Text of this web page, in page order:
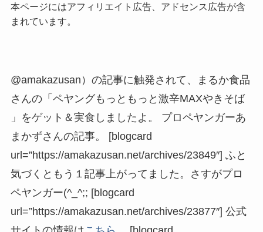
本ページにはアフィリエイト広告、アドセンス広告が含
まれています。
@amakazusan）の記事に触発されて、まるか食品
さんの「ペヤングもっともっと激辛MAXやきそば
」をゲット＆実食しましたよ。 プロペヤンガーあ
まかずさんの記事。 [blogcard
url=”https://amakazusan.net/archives/23849″] ふと
気づくともう１記事上がってました。さすがプロ
ペヤンガー(^_^;; [blogcard
url=”https://amakazusan.net/archives/23877″] 公式